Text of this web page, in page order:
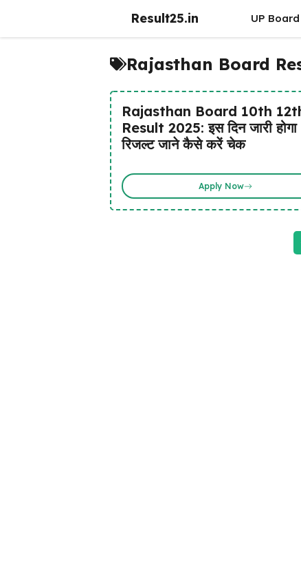
Result25.in UP Board
Rajasthan Board
Rajasthan Board 10th
Result 2025: इस दिन जारी होगा
रिजल्ट जाने कैसे करें चेक
Apply Now